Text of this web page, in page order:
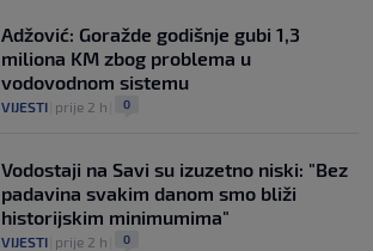
Adžović: Goražde godišnje gubi 1,3
miliona KM zbog problema u
vodovodnom sistemu
VIJESTI prije 2 h 0
Vodostaji na Savi su izuzetno niski: "Bez
padavina svakim danom smo bliži
historijskim minimumima"
VIJESTI prije 2 h 0